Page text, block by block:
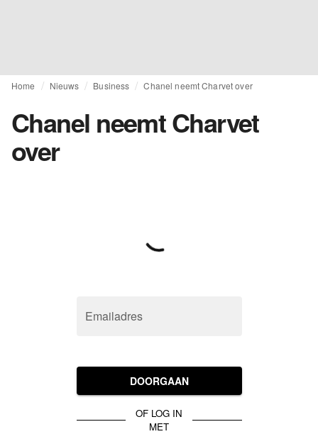
Home Nieuws Business Chanel neemt Charvet over
Chanel neemt Charvet
over
Emailadres
DOORGAAN
OF LOG IN
MET